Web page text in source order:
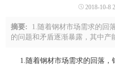
学员风采
服务信息
2018-10-8
摘要: 1.随着钢材市场需求的回
的问题和矛盾逐渐暴露，其中
损面不断扩大 B.钢材消费下降
1.随着钢材市场需求的回落